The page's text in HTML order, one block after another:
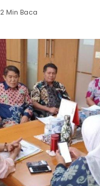
2 Min Baca